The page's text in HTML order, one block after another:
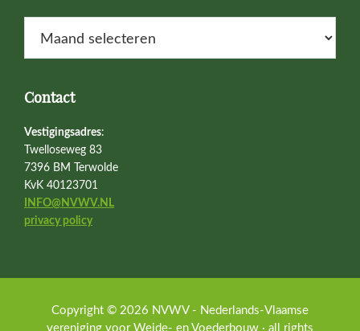
Contact
Vestigingsadres:
Twelloseweg 83
7396 BM Terwolde
KvK 40123701
INFO@NVWV.NL
privacy policy
Copyright © 2026 NVWV - Nederlands-Vlaamse
vereniging voor Weide- en Voederbouw · all rights